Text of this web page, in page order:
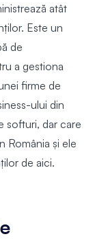
atât
Este un
de
a gestiona
firme de
ului din
softuri, dar care
România și ele
de aici.